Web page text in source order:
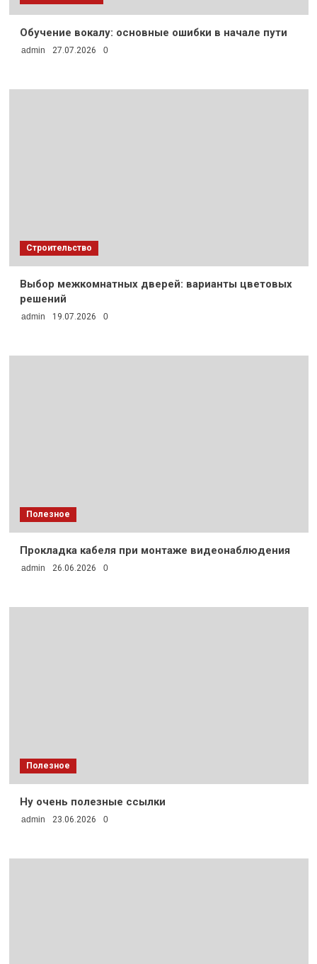
Обучение вокалу: основные ошибки в начале пути
admin 27.07.2026 0
Строительство
Выбор межкомнатных дверей: варианты цветовых
решений
admin 19.07.2026 0
Полезное
Прокладка кабеля при монтаже видеонаблюдения
admin 26.06.2026 0
Полезное
Ну очень полезные ссылки
admin 23.06.2026 0